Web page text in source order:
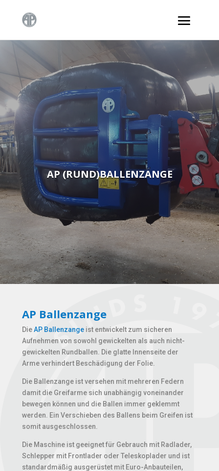
AP (RUND)BALLENZANGE
AP Ballenzange
DieAP Ballenzangeist entwickelt zum sicheren
Aufnehmen von sowohl gewickelten als auch nicht-
gewickelten Rundballen. Die glatte Innenseite der
Arme verhindert Beschädigung der Folie.
Die Ballenzange ist versehen mit mehreren Federn
damit die Greifarme sich unabhängig voneinander
bewegen können und die Ballen immer geklemmt
werden. Ein Verschieben des Ballens beim Greifen ist
somit ausgeschlossen.
Die Maschine ist geeignet für Gebrauch mit Radlader,
Schlepper mit Frontlader oder Teleskoplader und ist
standardmäßig ausgerüstet mit Euro-Anbauteilen,